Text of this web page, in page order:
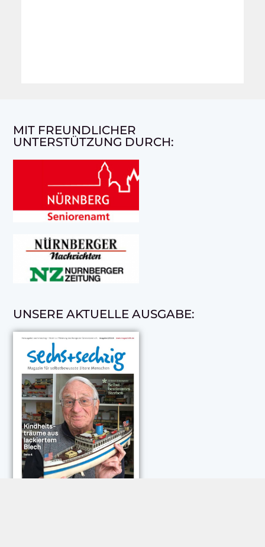
MIT FREUNDLICHER
UNTERSTÜTZUNG DURCH:
UNSERE AKTUELLE AUSGABE: